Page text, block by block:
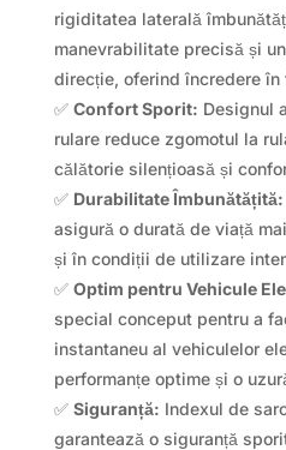
rigiditatea laterală
manevrabilitate precisă și
direcție, oferind încredere în
✅ Confort Sporit: Designul
rulare reduce zgomotul la
călătorie silențioasă și
✅ Durabilitate Îmbunătățită:
asigură o durată de viață
și în condiții de utilizare
✅ Optim pentru Vehicule
special conceput pentru a
instantaneu al vehiculelor
performanțe optime și o
✅ Siguranță: Indexul de
garantează o siguranță